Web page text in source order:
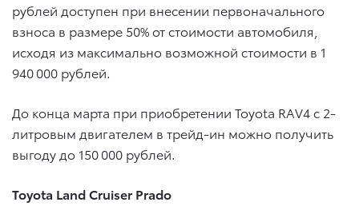
рублей доступен при внесении первоначального
взноса в размере 50% от стоимости автомобиля,
исходя из максимально возможной стоимости в 1
940 000 рублей.
До конца марта при приобретении Toyota RAV4 с 2-
литровым двигателем в трейд-ин можно получить
выгоду до 150 000 рублей.
Toyota Land Cruiser Prado